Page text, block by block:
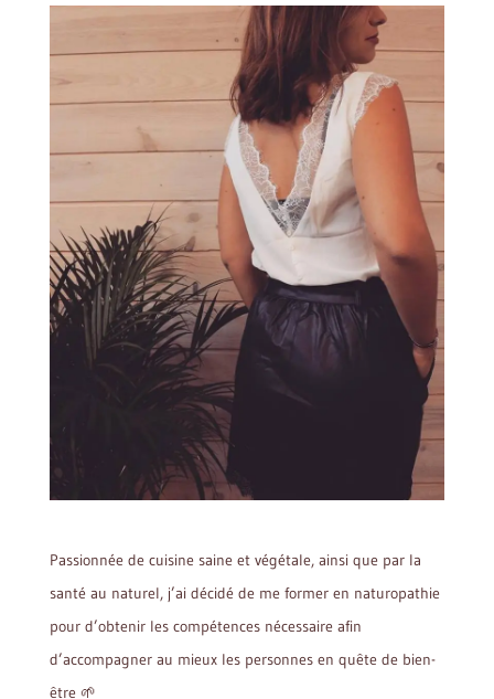
Passionnée de cuisine saine et végétale, ainsi que par la
santé au naturel, j’ai décidé de me former en naturopathie
pour d’obtenir les compétences nécessaire afin
d’accompagner au mieux les personnes en quête de bien-
être 🌱